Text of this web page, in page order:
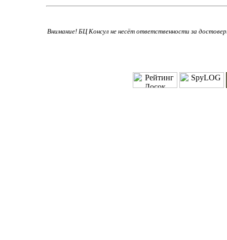
Внимание! БЦ Консул не несёт ответственности за